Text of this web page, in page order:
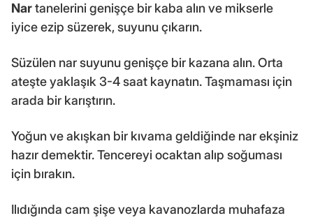
Nartanelerini genişçe bir kaba alın ve mikserle
iyice ezip süzerek, suyunu çıkarın.
Süzülen nar suyunu genişçe bir kazana alın. Orta
ateşte yaklaşık 3-4 saat kaynatın. Taşmaması için
arada bir karıştırın.
Yoğun ve akışkan bir kıvama geldiğinde nar ekşiniz
hazır demektir. Tencereyi ocaktan alıp soğuması
için bırakın.
Ilıdığında cam şişe veya kavanozlarda muhafaza